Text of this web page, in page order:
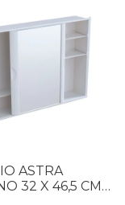
ASTRA
32 X 46,5 CM